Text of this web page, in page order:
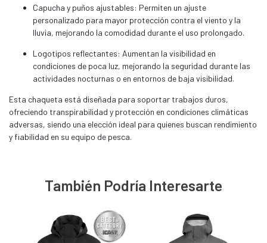
Capucha y puños ajustables: Permiten un ajuste
personalizado para mayor protección contra el viento y la
lluvia, mejorando la comodidad durante el uso prolongado.
Logotipos reflectantes: Aumentan la visibilidad en
condiciones de poca luz, mejorando la seguridad durante las
actividades nocturnas o en entornos de baja visibilidad.
Esta chaqueta está diseñada para soportar trabajos duros,
ofreciendo transpirabilidad y protección en condiciones climáticas
adversas, siendo una elección ideal para quienes buscan rendimiento
y fiabilidad en su equipo de pesca.
También Podría Interesarte